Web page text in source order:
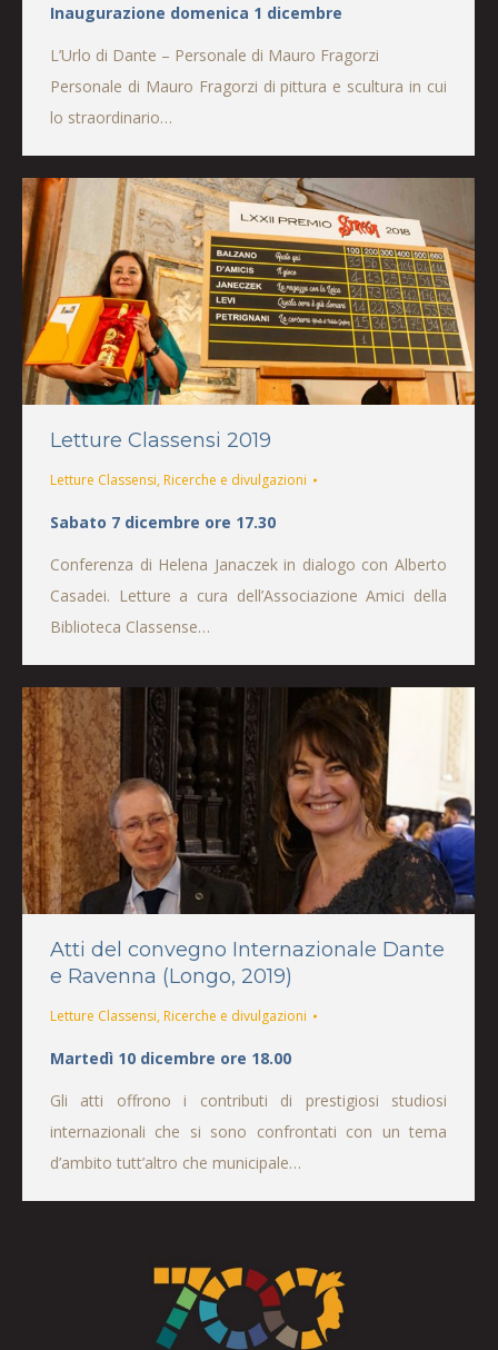
Inaugurazione domenica 1 dicembre
L’Urlo di Dante – Personale di Mauro Fragorzi
Personale di Mauro Fragorzi di pittura e scultura in cui
lo straordinario…
Letture Classensi 2019
Letture Classensi, Ricerche e divulgazioni
Sabato 7 dicembre ore 17.30
Conferenza di Helena Janaczek in dialogo con Alberto
Casadei. Letture a cura dell’Associazione Amici della
Biblioteca Classense…
Atti del convegno Internazionale Dante
e Ravenna (Longo, 2019)
Letture Classensi, Ricerche e divulgazioni
Martedì 10 dicembre ore 18.00
Gli atti offrono i contributi di prestigiosi studiosi
internazionali che si sono confrontati con un tema
d’ambito tutt’altro che municipale…